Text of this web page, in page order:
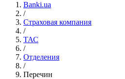
Banki.ua
/
Страховая компания
/
ТАС
/
Отделения
/
Перечин